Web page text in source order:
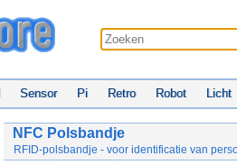
Sensor Pi Retro Robot Licht
NFC Polsbandje
RFID-polsbandje - voor identificatie van